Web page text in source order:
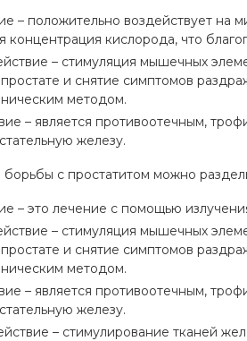
– положительно воздействует на
концентрация кислорода, что
– стимуляция мышечных
и снятие симптомов
методом.
– является противоотечным,
железу.
с простатитом можно
– это лечение с помощью
– стимуляция мышечных
и снятие симптомов
методом.
– является противоотечным,
железу.
– стимулирование тканей